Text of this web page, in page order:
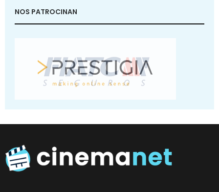
NOS PATROCINAN